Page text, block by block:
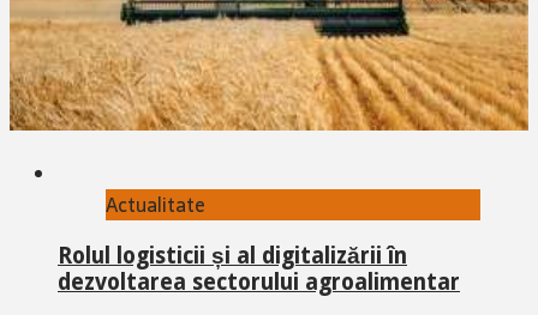
Actualitate
Rolul logisticii și al digitalizării în
dezvoltarea sectorului agroalimentar